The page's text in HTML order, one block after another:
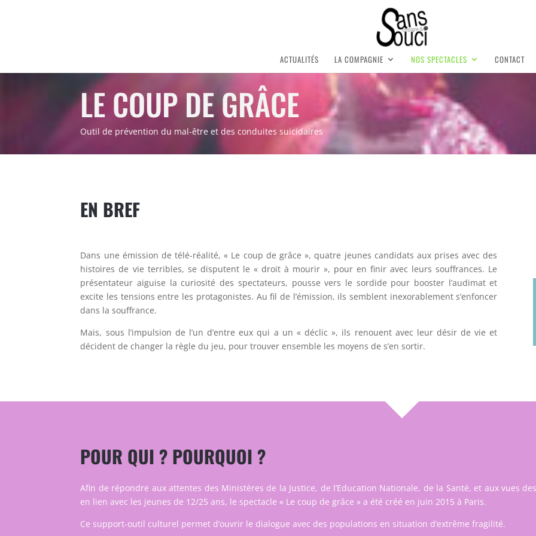
ACTUALITÉS LA COMPAGNIE NOS SPECTACLES CONTACT
LE COUP DE GRÂCE
Outil de prévention du mal-être et des conduites suicidaires
EN BREF
Dans une émission de télé-réalité, « Le coup de grâce », quatre jeunes candidats aux prises avec des
histoires de vie terribles, se disputent le « droit à mourir », pour en finir avec leurs souffrances. Le
présentateur aiguise la curiosité des spectateurs, pousse vers le sordide pour booster l’audimat et
excite les tensions entre les protagonistes. Au fil de l’émission, ils semblent inexorablement s’enfoncer
dans la souffrance.
Mais, sous l’impulsion de l’un d’entre eux qui a un « déclic », ils renouent avec leur désir de vie et
décident de changer la règle du jeu, pour trouver ensemble les moyens de s’en sortir.
POUR QUI ? POURQUOI ?
Afin de répondre aux attentes des Ministères de la Justice, de l’Education Nationale, de la Santé, et aux vues
en lien avec les jeunes de 12/25 ans, le spectacle « Le coup de grâce » a été créé en juin 2015 à Paris.
Ce support-outil culturel permet d’ouvrir le dialogue avec des populations en situation d’extrême fragilité.